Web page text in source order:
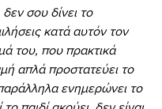
σου δίνει το
κατά αυτόν τον
του, που πρακτικά
απλά προστατεύει το
ενημερώνει το